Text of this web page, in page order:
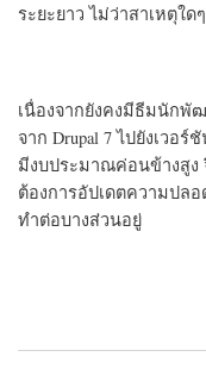
ระยะยาว ไม่ว่าสาเหตุใด
เนื่องจากยังคงมีธีมนักพั
จาก Drupal 7 ไปยังเวอ
มีงบประมาณค่อนข้างสูง
ต้องการอัปเดตความปล
ทำต่อบางส่วนอยู่
about d7security
ของคุณยังคงเป็น